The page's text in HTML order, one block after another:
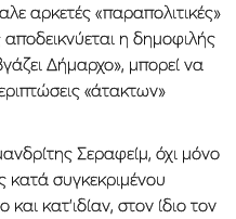
αρκετές «παραπολιτικές»
η δημοφιλής
Δήμαρχο», μπορεί να
«άτακτων»
Σεραφείμ, όχι μόνο
συγκεκριμένου
κατ’ιδίαν, στον ίδιο τον